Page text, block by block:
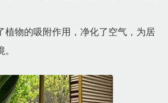
植物的吸附作用，净化了空气，为居